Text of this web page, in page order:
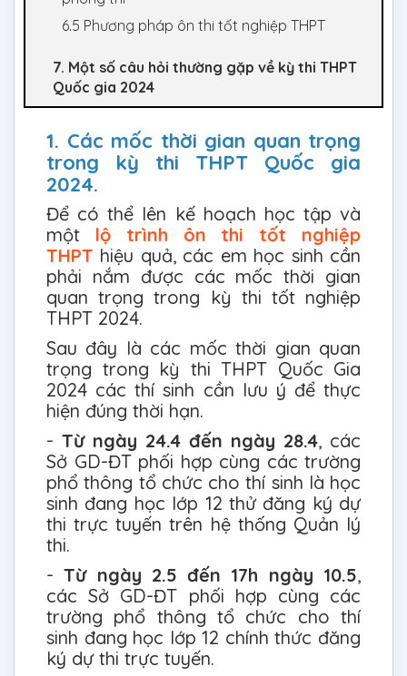
6.5 Phương pháp ôn thi tốt nghiệp THPT
7. Một số câu hỏi thường gặp về kỳ thi THPT
Quốc gia 2024
1. Các mốc thời gian quan trọng
trong kỳ thi THPT Quốc gia
2024.
Để có thể lên kế hoạch học tập và
một lộ trình ôn thi tốt nghiệp
THPT hiệu quả, các em học sinh cần
phải nắm được các mốc thời gian
quan trọng trong kỳ thi tốt nghiệp
THPT 2024.
Sau đây là các mốc thời gian quan
trọng trong kỳ thi THPT Quốc Gia
2024 các thí sinh cần lưu ý để thực
hiện đúng thời hạn.
- Từ ngày 24.4 đến ngày 28.4, các
Sở GD-ĐT phối hợp cùng các trường
phổ thông tổ chức cho thí sinh là học
sinh đang học lớp 12 thử đăng ký dự
thi trực tuyến trên hệ thống Quản lý
thi.
-Từ ngày 2.5 đến 17h ngày 10.5,
các Sở GD-ĐT phối hợp cùng các
trường phổ thông tổ chức cho thí
sinh đang học lớp 12 chính thức đăng
ký dự thi trực tuyến.